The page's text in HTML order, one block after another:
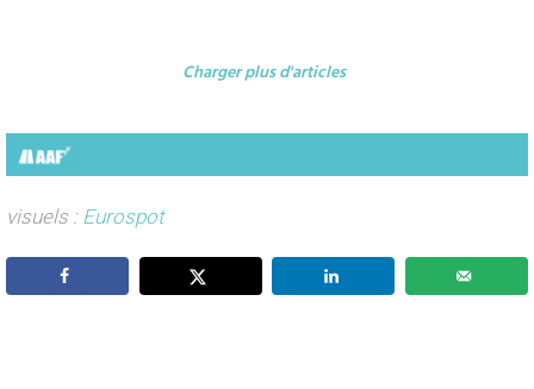
Charger plus d'articles
visuels : Eurospot